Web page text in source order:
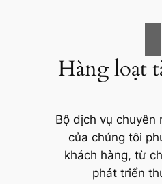
Hàng loạt
Bộ dịch vụ chuyên
của chúng tôi
khách hàng, từ
phát triển